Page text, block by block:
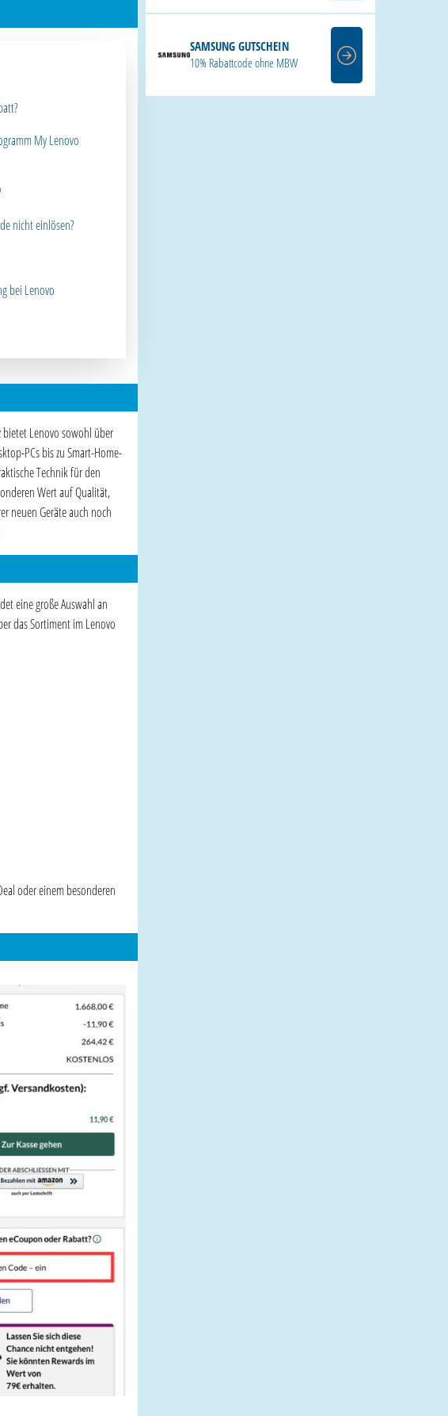
My Lenovo
nicht einlösen?
bei Lenovo
bietet Lenovo sowohl über
PCs bis zu Smart-Home-
Technik für den
Wert auf Qualität,
neuen Geräte auch noch
eine große Auswahl an
das Sortiment im Lenovo
oder einem besonderen
SAMSUNG GUTSCHEIN
10% Rabattcode ohne MBW